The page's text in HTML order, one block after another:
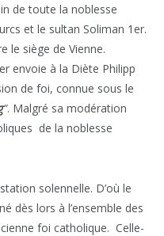
de toute la noblesse
et le sultan Soliman 1er.
le siège de Vienne.
envoie à la Diète Philipp
de foi, connue sous le
“. Malgré sa modération
de la noblesse
solennelle. D’où le
dès lors à l’ensemble des
foi catholique. Celle-